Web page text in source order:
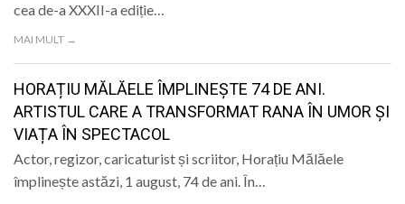
cea de-a XXXII-a ediție…
MAI MULT →
HORAȚIU MĂLĂELE ÎMPLINEȘTE 74 DE ANI.
ARTISTUL CARE A TRANSFORMAT RANA ÎN UMOR ȘI
VIAȚA ÎN SPECTACOL
Actor, regizor, caricaturist și scriitor, Horațiu Mălăele
împlinește astăzi, 1 august, 74 de ani. În…